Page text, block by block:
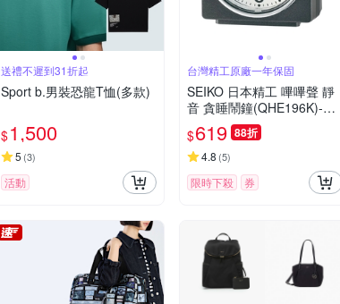
送禮不遲到31折起
Sport b.男裝恐龍T恤(多款)
$1,500
5 (3)
活動
台灣精工原廠一年保固
SEIKO 日本精工 嗶嗶聲 靜
音 貪睡鬧鐘(QHE196K)-黑/
6.6X6.6cm
$619 88折
4.8 (5)
限時下殺 券